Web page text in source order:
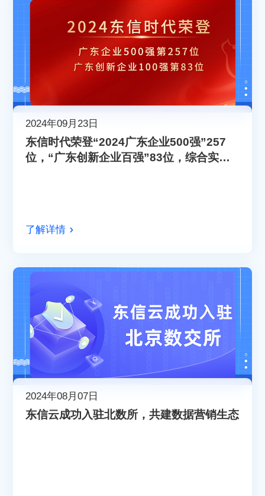
2024年09月23日
东信时代荣登“2024广东企业500强”257
位，“广东创新企业百强”83位，综合实力
了解详情
2024年08月07日
东信云成功入驻北数所，共建数据营销生态